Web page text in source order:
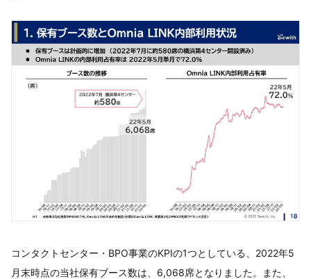
コンタクトセンター・BPO事業のKPIの1つとしている、2022年5
月末時点の当社保有ブース数は、6,068席となりました。また、